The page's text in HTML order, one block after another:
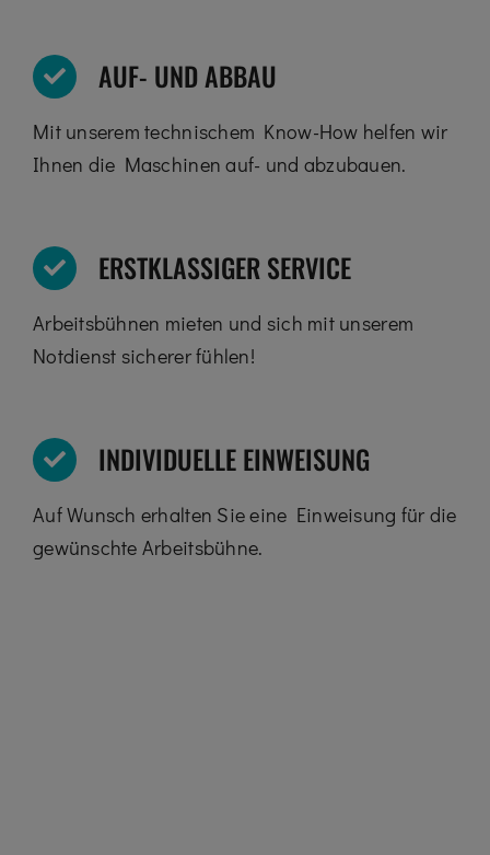
AUF- UND ABBAU
Mit unserem technischem Know-How helfen wir
Ihnen die Maschinen auf- und abzubauen.
ERSTKLASSIGER SERVICE
Arbeitsbühnen mieten und sich mit unserem
Notdienst sicherer fühlen!
INDIVIDUELLE EINWEISUNG
Auf Wunsch erhalten Sie eine Einweisung für die
gewünschte Arbeitsbühne.